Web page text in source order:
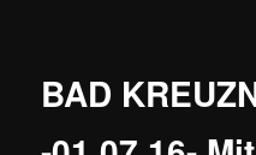
BAD